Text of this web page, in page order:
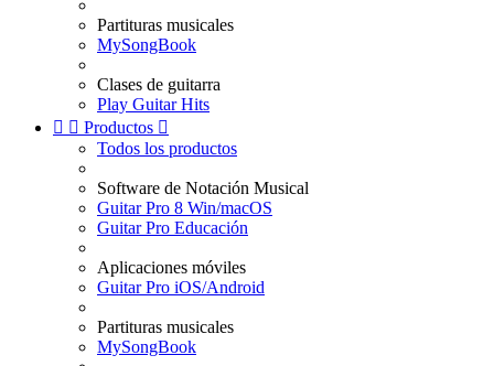
Partituras musicales
MySongBook
Clases de guitarra
Play Guitar Hits
  Productos 
Todos los productos
Software de Notación Musical
Guitar Pro 8 Win/macOS
Guitar Pro Educación
Aplicaciones móviles
Guitar Pro iOS/Android
Partituras musicales
MySongBook